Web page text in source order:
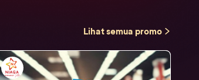
Lihat semua promo